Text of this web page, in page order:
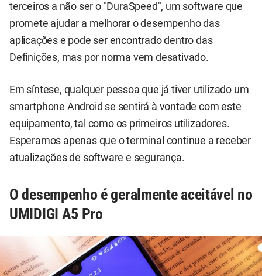
terceiros a não ser o "DuraSpeed", um software que
promete ajudar a melhorar o desempenho das
aplicações e pode ser encontrado dentro das
Definições, mas por norma vem desativado.
Em síntese, qualquer pessoa que já tiver utilizado um
smartphone Android se sentirá à vontade com este
equipamento, tal como os primeiros utilizadores.
Esperamos apenas que o terminal continue a receber
atualizações de software e segurança.
O desempenho é geralmente aceitável no
UMIDIGI A5 Pro